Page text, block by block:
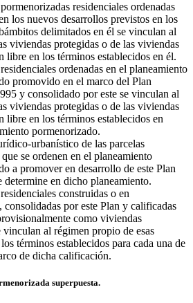
residenciales ordenadas
los nuevos desarrollos previstos en los
delimitados en él se vinculan al
viviendas protegidas o de las viviendas
libre en los términos establecidos en él.
ordenadas en el planeamiento
promovido en el marco del Plan
y consolidado por este se vinculan al
viviendas protegidas o de las viviendas
libre en los términos establecidos en
pormenorizado.
urbanístico de las parcelas
se ordenen en el planeamiento
a promover en desarrollo de este Plan
determine en dicho planeamiento.
construidas o en
consolidadas por este Plan y calificadas
como viviendas
vinculan al régimen propio de esas
términos establecidos para cada una de
de dicha calificación.
superpuesta.